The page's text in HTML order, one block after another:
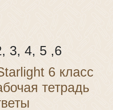
3, 4, 5 ,6